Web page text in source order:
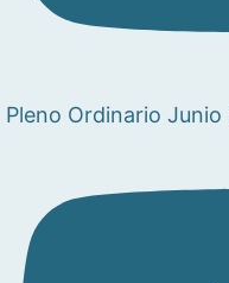
Pleno Ordinario Junio